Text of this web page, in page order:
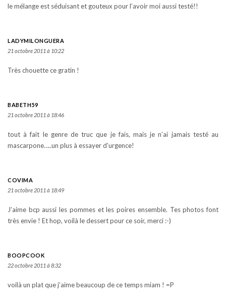
le mélange est séduisant et gouteux pour l’avoir moi aussi testé!!
LADYMILONGUERA
21 octobre 2011 à 10:22
Très chouette ce gratin !
BABETH59
21 octobre 2011 à 18:46
tout à fait le genre de truc que je fais, mais je n’ai jamais testé au
mascarpone…..un plus à essayer d’urgence!
COVIMA
21 octobre 2011 à 18:49
J’aime bcp aussi les pommes et les poires ensemble. Tes photos font
très envie ! Et hop, voilà le dessert pour ce soir, merci :-)
BOOPCOOK
22 octobre 2011 à 8:32
voilà un plat que j’aime beaucoup de ce temps miam ! =P